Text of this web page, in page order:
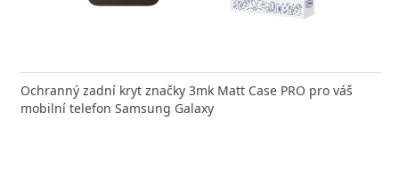
Ochranný zadní kryt značky 3mk Matt Case PRO pro váš
mobilní telefon Samsung Galaxy